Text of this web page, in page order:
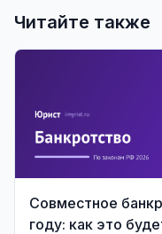
Читайте также
Совместное
году: как это